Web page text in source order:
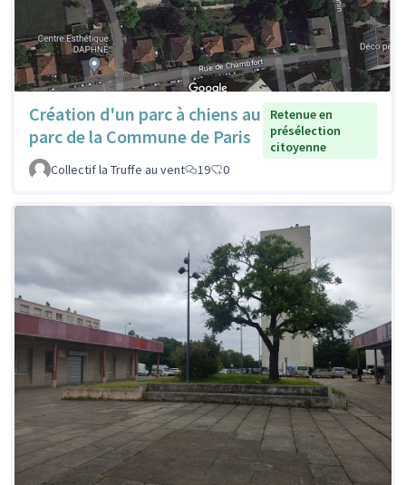
Création d'un parc à chiens au
parc de la Commune de Paris
Retenue en
présélection
citoyenne
Collectif la Truffe au vent
19 0